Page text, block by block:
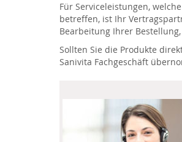
Für Serviceleistungen,
betreffen, ist Ihr
Bearbeitung Ihrer
Sollten Sie die Produkte
Sanivita Fachgeschäft